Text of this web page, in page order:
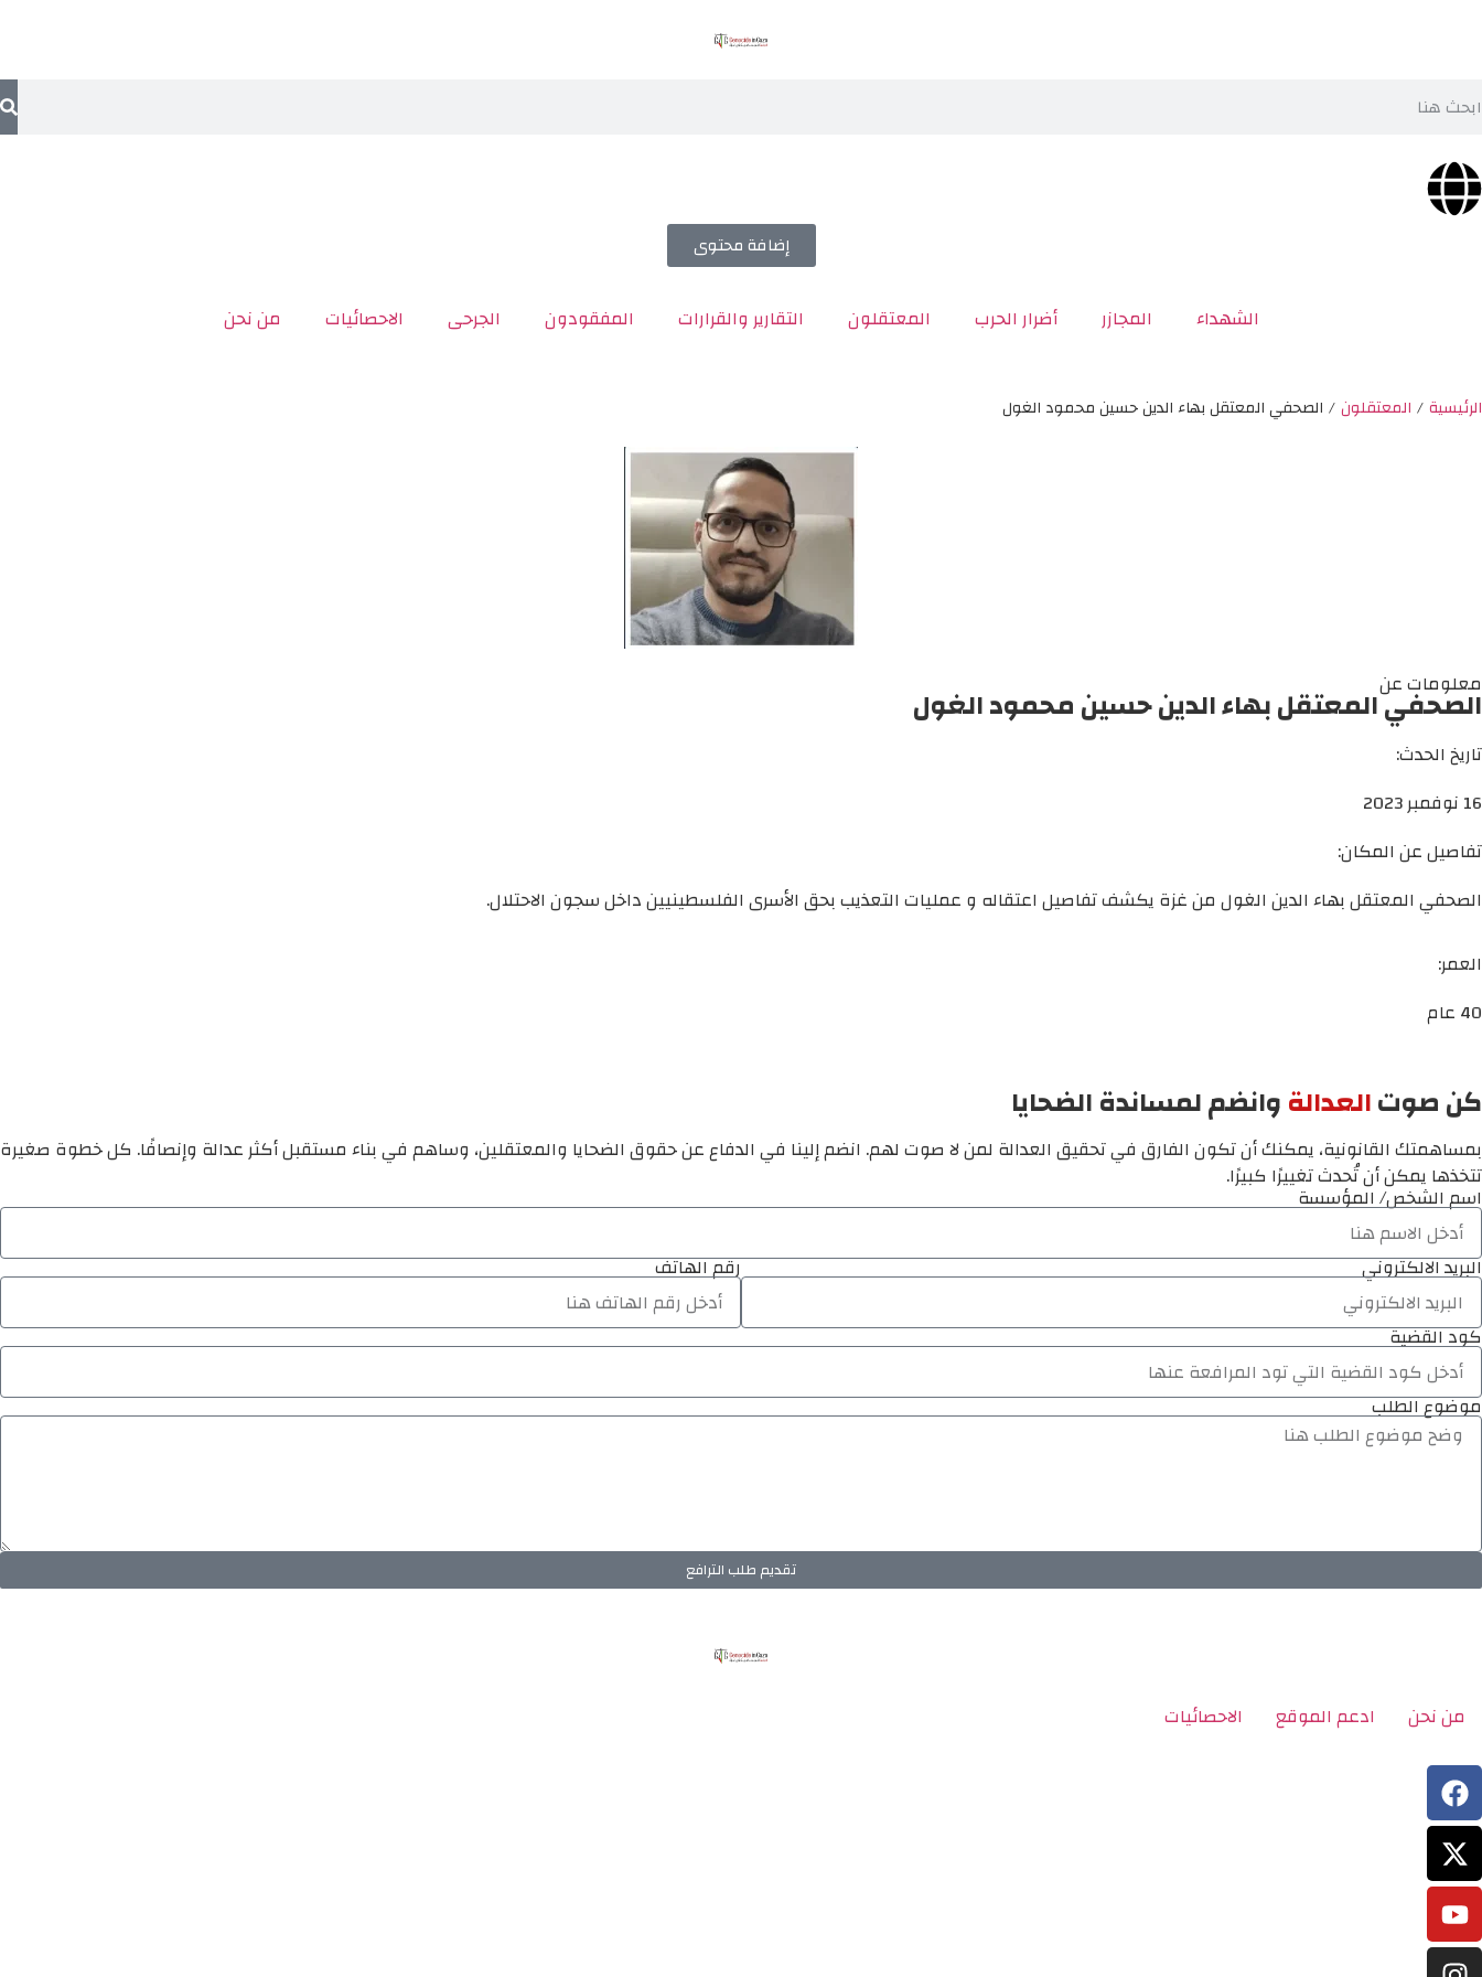
إضافة محتوى
الشهداء المجازر أضرار الحرب المعتقلون التقارير والقرارات المفقودون الجرحى الاحصائيات من نحن
الرئيسية/ المعتقلون/ الصحفي المعتقل بهاء الدين حسين محمود الغول
معلومات عن
الصحفي المعتقل بهاء الدين حسين محمود الغول
تاريخ الحدث:
16 نوفمبر 2023
تفاصيل عن المكان:
الصحفي المعتقل بهاء الدين الغول من غزة يكشف تفاصيل اعتقاله و عمليات التعذيب بحق الأسرى الفلسطينيين داخل سجون الاحتلال.
العمر:
40 عام
كن صوتالعدالةوانضم لمساندة الضحايا
بمساهمتك القانونية، يمكنك أن تكون الفارق في تحقيق العدالة لمن لا صوت لهم. انضم إلينا في الدفاع عن حقوق الضحايا والمعتقلين، وساهم في بناء مستقبل أكثر عدالة وإنصافًا. كل خطوة صغيرة
تتخذها يمكن أن تُحدث تغييرًا كبيرًا.
اسم الشخص/ المؤسسة
البريد الالكتروني رقم الهاتف
كود القضية
موضوع الطلب
تقديم طلب الترافع
من نحن ادعم الموقع الاحصائيات